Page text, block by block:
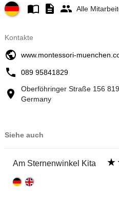
Alle
Kontakte
www.montessori-
089 95841829
Oberföhringer Straße 156
Germany
Siehe auch
Am Sternenwinkel Kita